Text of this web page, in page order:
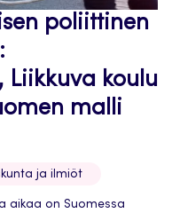
poliittinen
Liikkuva koulu
malli
ja ilmiöt
aikaa on Suomessa